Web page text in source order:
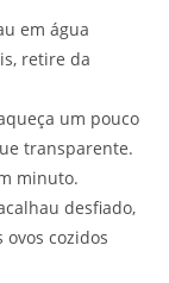
em água
retire da
um pouco
transparente.
minuto.
desfiado,
ovos cozidos